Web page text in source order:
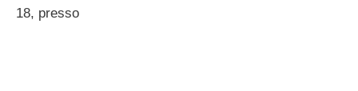
18, presso